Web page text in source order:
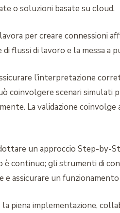
o soluzioni basate su cloud.
per creare connessioni
di lavoro e la messa a
l’interpretazione
coinvolgere scenari simulati
La validazione
un approccio Step-by-
è continuo; gli strumenti di
e assicurare un
piena implementazione,